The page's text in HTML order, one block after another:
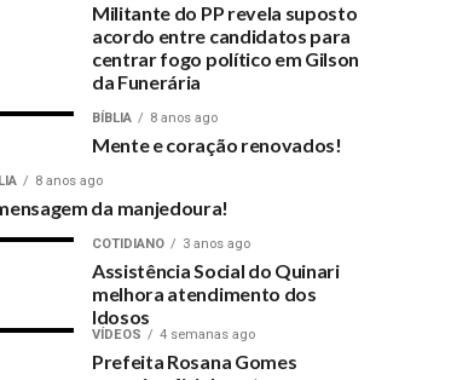
Militante do PP revela suposto
acordo entre candidatos para
centrar fogo político em Gilson
da Funerária
BÍBLIA 8 anos ago
Mente e coração renovados!
8 anos ago
da manjedoura!
COTIDIANO 3 anos ago
Assistência Social do Quinari
melhora atendimento dos
Idosos
VÍDEOS 4 semanas ago
Prefeita Rosana Gomes